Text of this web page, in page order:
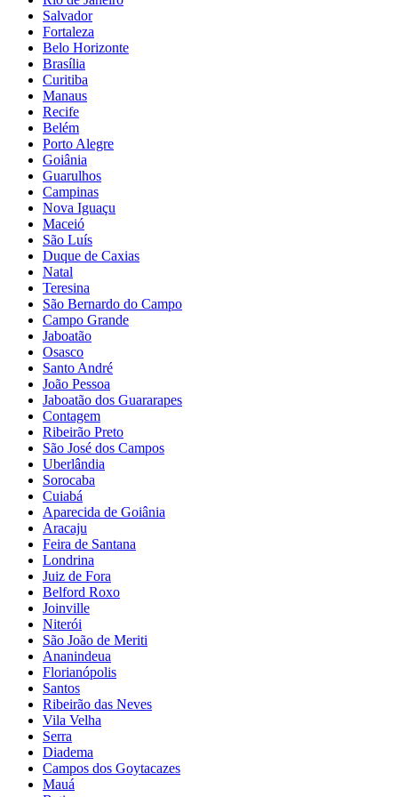
Salvador
Fortaleza
Belo Horizonte
Brasília
Curitiba
Manaus
Recife
Belém
Porto Alegre
Goiânia
Guarulhos
Campinas
Nova Iguaçu
Maceió
São Luís
Duque de Caxias
Natal
Teresina
São Bernardo do Campo
Campo Grande
Jaboatão
Osasco
Santo André
João Pessoa
Jaboatão dos Guararapes
Contagem
Ribeirão Preto
São José dos Campos
Uberlândia
Sorocaba
Cuiabá
Aparecida de Goiânia
Aracaju
Feira de Santana
Londrina
Juiz de Fora
Belford Roxo
Joinville
Niterói
São João de Meriti
Ananindeua
Florianópolis
Santos
Ribeirão das Neves
Vila Velha
Serra
Diadema
Campos dos Goytacazes
Mauá